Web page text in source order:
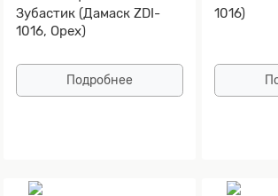
Зубастик (Дамаск ZDI-
1016, Орех)
Подробнее
1016)